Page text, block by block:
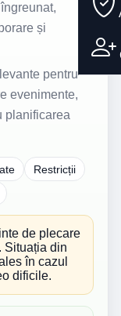
și
pentru
evenimente,
planificarea
Restricții
de plecare
Situația din
în cazul
dificile.